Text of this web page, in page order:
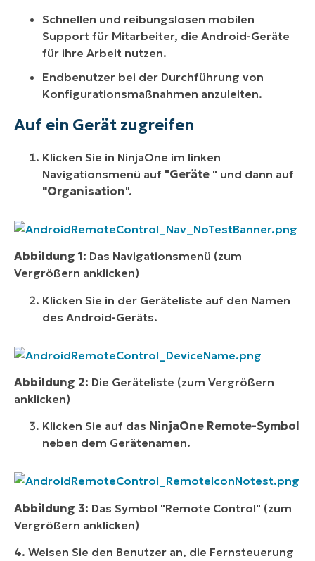
Schnellen und reibungslosen mobilen
Support für Mitarbeiter, die Android-Geräte
für ihre Arbeit nutzen.
Endbenutzer bei der Durchführung von
Konfigurationsmaßnahmen anzuleiten.
Auf ein Gerät zugreifen
Klicken Sie in NinjaOne im linken
Navigationsmenü auf "Geräte " und dann auf
"Organisation".
Abbildung 1: Das Navigationsmenü (zum
Vergrößern anklicken)
Klicken Sie in der Geräteliste auf den Namen
des Android-Geräts.
Abbildung 2: Die Geräteliste (zum Vergrößern
anklicken)
Klicken Sie auf das NinjaOne Remote-Symbol
neben dem Gerätenamen.
Abbildung 3: Das Symbol "Remote Control" (zum
Vergrößern anklicken)
4. Weisen Sie den Benutzer an, die Fernsteuerung